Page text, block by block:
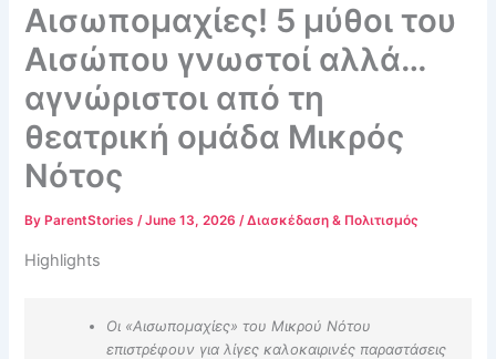
Αισωπομαχίες! 5 μύθοι του
Αισώπου γνωστοί αλλά…
αγνώριστοι από τη
θεατρική ομάδα Μικρός
Νότος
By ParentStories/June 13, 2026/Διασκέδαση & Πολιτισμός
Highlights
Οι «Αισωπομαχίες» του Μικρού Νότου
επιστρέφουν για λίγες καλοκαιρινές παραστάσεις